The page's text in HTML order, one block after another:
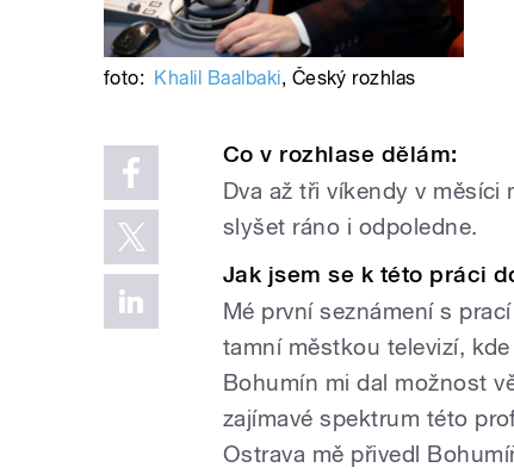
foto: Khalil Baalbaki, Český rozhlas
Co v rozhlase dělám:
Dva až tři víkendy v měsíci
slyšet ráno i odpoledne.
Jak jsem se k této práci
Mé první seznámení s
tamní městkou televizí,
Bohumín mi dal možnost
zajímavé spektrum této
Ostrava mě přivedl